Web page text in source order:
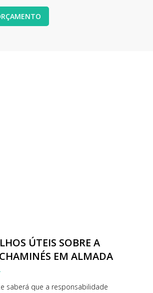
ÚTEIS SOBRE A
EM ALMADA
saberá que a responsabilidade